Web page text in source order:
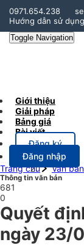
0971.654.238
Hướng dẫn sử dụng
Toggle Navigation
Giới thiệu
Giải pháp
Bảng giá
Bài viết
Đăng ký
Đăng nhập
Trang chủ
Văn
Thông tin văn bản
681
0
Quyết
ngày 23/